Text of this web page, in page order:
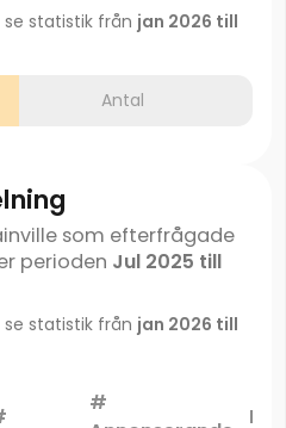
statistik från jan 2026 till
Antal
som efterfrågade
perioden Jul 2025 till
statistik från jan 2026 till
#